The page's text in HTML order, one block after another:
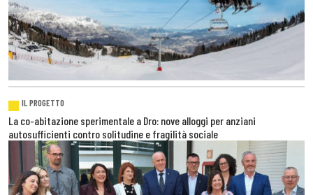
IL PROGETTO
La co-abitazione sperimentale a Dro: nove alloggi per anziani
autosufficienti contro solitudine e fragilità sociale